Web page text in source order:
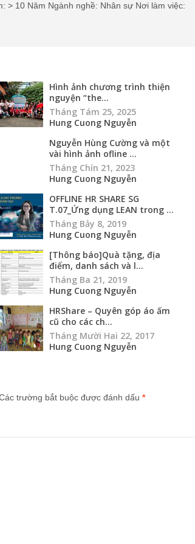
> 10 Năm Ngành nghề: Nhân sự Nơi làm việc:
Hình ảnh chương trình thiện
nguyện “the...
Tháng Tám 25, 2025
Hung Cuong Nguyễn
Nguyễn Hùng Cường và một
vài hình ảnh ofline ...
Tháng Chín 21, 2023
Hung Cuong Nguyễn
OFFLINE HR SHARE SG
T.07_Ứng dụng LEAN trong ...
Tháng Bảy 8, 2019
Hung Cuong Nguyễn
[Thông báo]Quà tặng, địa
điểm, danh sách và l...
Tháng Ba 21, 2019
Hung Cuong Nguyễn
HRShare – Quyên góp áo ấm
cũ cho các ch...
Tháng Mười Hai 22, 2017
Hung Cuong Nguyễn
trường bắt buộc được đánh dấu *